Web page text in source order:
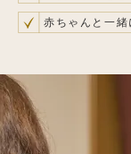
赤ちゃんと一